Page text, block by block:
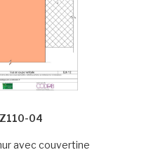
04
avec couvertine